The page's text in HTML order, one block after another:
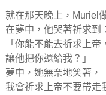
就在那天晚上，Muriel
在夢中，他哭著祈求到：
「你能不能去祈求上帝
讓他把你還給我？」
夢中，她無奈地笑著，
我會祈求上帝不要帶走